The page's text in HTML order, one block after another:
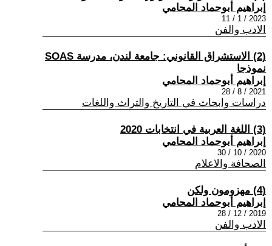
إبراهيم أبوحماد المحامي
2023 / 1 / 11
الادب والفن
(2) الاستشراق القانوني: جامعة لندن، مدرسة SOAS
نموذجا
إبراهيم أبوحماد المحامي
2021 / 8 / 28
دراسات وابحاث في التاريخ والتراث واللغات
(3) اللغة العربية في انتخابات 2020
إبراهيم أبوحماد المحامي
2020 / 10 / 30
الصحافة والاعلام
(4) مهزومون ولكن
إبراهيم أبوحماد المحامي
2019 / 12 / 28
الادب والفن